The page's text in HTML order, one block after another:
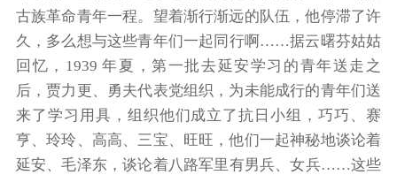
古族革命青年一程。望着渐行渐远的队伍，他停滞了许
久，多么想与这些青年们一起同行啊……据云曙芬姑姑
回忆，1939 年夏，第一批去延安学习的青年送走之
后，贾力更、勇夫代表党组织，为未能成行的青年们送
来了学习用具，组织他们成立了抗日小组，巧巧、赛
亨、玲玲、高高、三宝、旺旺，他们一起神秘地谈论着
延安、毛泽东，谈论着八路军里有男兵、女兵……这些